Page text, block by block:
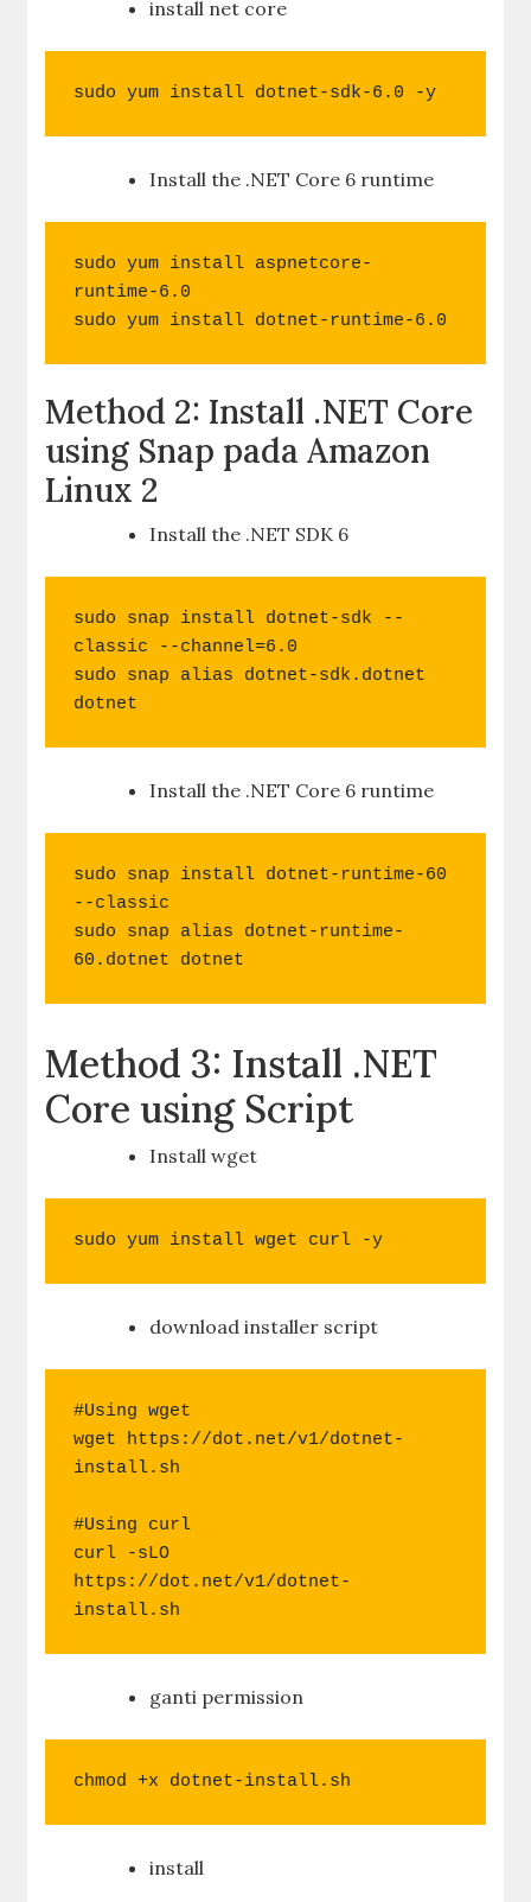
install net core
sudo yum install dotnet-sdk-6.0 -y
Install the .NET Core 6 runtime
sudo yum install aspnetcore-
runtime-6.0
sudo yum install dotnet-runtime-6.0
Method 2: Install .NET Core
using Snap pada Amazon
Linux 2
Install the .NET SDK 6
sudo snap install dotnet-sdk --
classic --channel=6.0
sudo snap alias dotnet-sdk.dotnet
dotnet
Install the .NET Core 6 runtime
sudo snap install dotnet-runtime-60
--classic
sudo snap alias dotnet-runtime-
60.dotnet dotnet
Method 3: Install .NET
Core using Script
Install wget
sudo yum install wget curl -y
download installer script
#Using wget
wget https://dot.net/v1/dotnet-
install.sh
#Using curl
curl -sLO
https://dot.net/v1/dotnet-
install.sh
ganti permission
chmod +x dotnet-install.sh
install